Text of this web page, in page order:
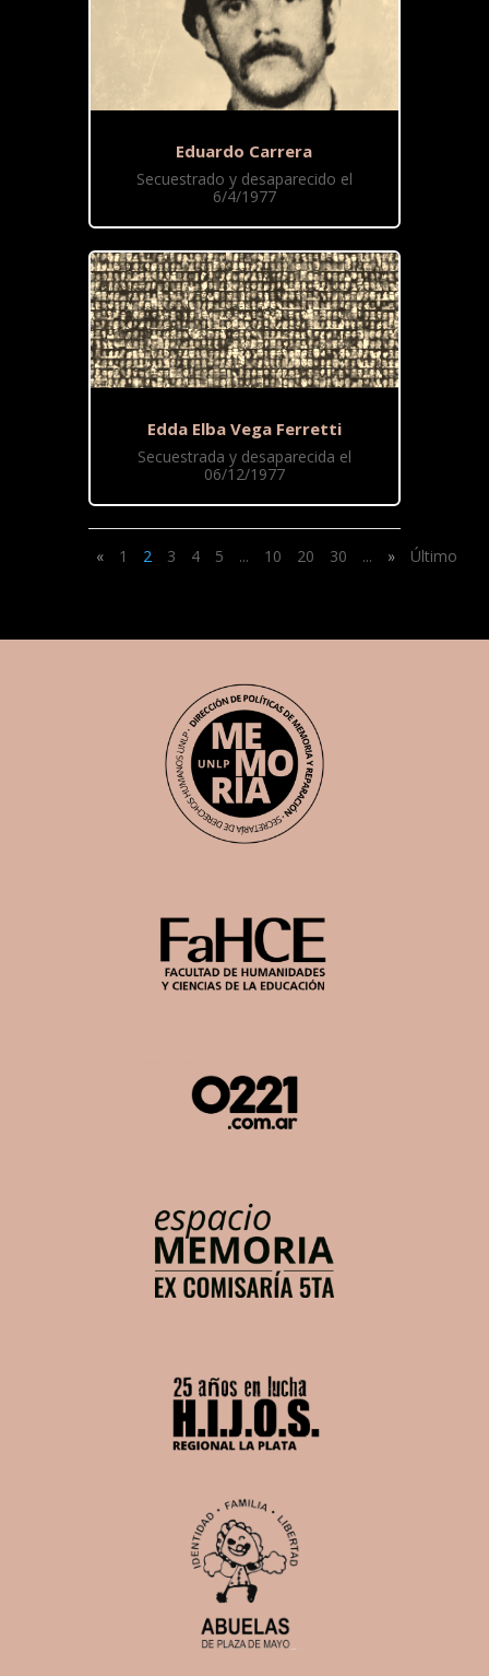
Eduardo Carrera
Secuestrado y desaparecido el
6/4/1977
Edda Elba Vega Ferretti
Secuestrada y desaparecida el
06/12/1977
« 1 2 3 4 5 ... 10 20 30 ... » Último